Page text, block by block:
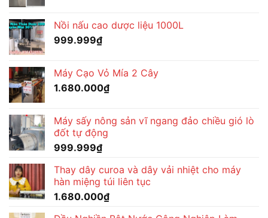
Nồi nấu cao dược liệu 1000L
999.999₫
Máy Cạo Vỏ Mía 2 Cây
1.680.000₫
Máy sấy nông sản vĩ ngang đảo chiều gió lò
đốt tự động
999.999₫
Thay dây curoa và dây vải nhiệt cho máy
hàn miệng túi liên tục
1.680.000₫